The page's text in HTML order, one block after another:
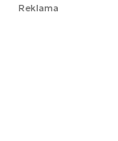
Reklama